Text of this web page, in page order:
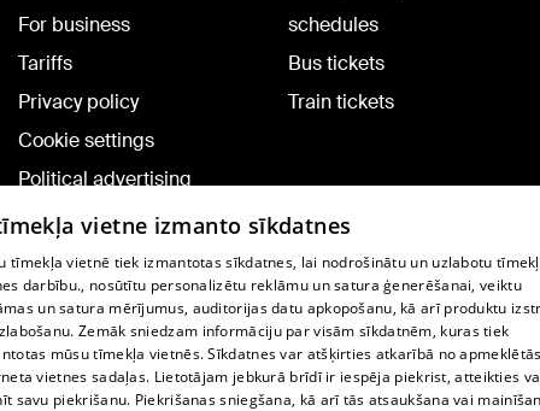
For business
Tariffs
Privacy policy
Cookie settings
Political advertising
Cookie policy
Commenting terms
schedules
Bus tickets
Train tickets
TV program
Contract rules
360 Ziņu kontakti
vietne izmanto sīkdatnes
tīmekļa vietnē tiek izmantotas sīkdatnes, lai nodrošinātu un uzlabotu
darbību., nosūtītu personalizētu reklāmu un satura ģenerēšanai, veiktu
un satura mērījumus, auditorijas datu apkopošanu, kā arī produktu
Zemāk sniedzam informāciju par visām sīkdatnēm, kuras tiek
mūsu tīmekļa vietnēs. Sīkdatnes var atšķirties atkarībā no
vietnes sadaļas. Lietotājam jebkurā brīdī ir iespēja piekrist, atteikties
savu piekrišanu. Piekrišanas sniegšana, kā arī tās atsaukšana vai